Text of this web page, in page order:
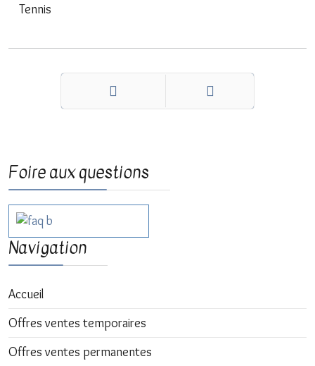
Tennis
Foire aux questions
Navigation
Accueil
Offres ventes temporaires
Offres ventes permanentes